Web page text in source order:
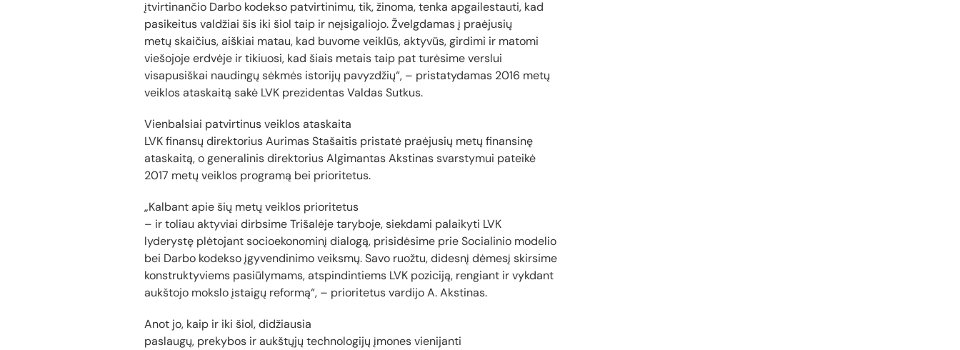
įtvirtinančio Darbo kodekso patvirtinimu, tik, žinoma, tenka apgailestauti, kad
pasikeitus valdžiai šis iki šiol taip ir neįsigaliojo. Žvelgdamas į praėjusių
metų skaičius, aiškiai matau, kad buvome veiklūs, aktyvūs, girdimi ir matomi
viešojoje erdvėje ir tikiuosi, kad šiais metais taip pat turėsime verslui
visapusiškai naudingų sėkmės istorijų pavyzdžių“, – pristatydamas 2016 metų
veiklos ataskaitą sakė LVK prezidentas Valdas Sutkus.
Vienbalsiai patvirtinus veiklos ataskaita
LVK finansų direktorius Aurimas Stašaitis pristatė praėjusių metų finansinę
ataskaitą, o generalinis direktorius Algimantas Akstinas svarstymui pateikė
2017 metų veiklos programą bei prioritetus.
„Kalbant apie šių metų veiklos prioritetus
– ir toliau aktyviai dirbsime Trišalėje taryboje, siekdami palaikyti LVK
lyderystę plėtojant socioekonominį dialogą, prisidėsime prie Socialinio modelio
bei Darbo kodekso įgyvendinimo veiksmų. Savo ruožtu, didesnį dėmesį skirsime
konstruktyviems pasiūlymams, atspindintiems LVK poziciją, rengiant ir vykdant
aukštojo mokslo įstaigų reformą“, – prioritetus vardijo A. Akstinas.
Anot jo, kaip ir iki šiol, didžiausia
paslaugų, prekybos ir aukštųjų technologijų įmones vienijanti